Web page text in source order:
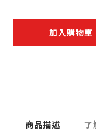
加入購物車
商品描述 了